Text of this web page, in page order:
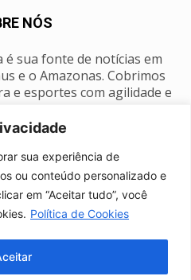
sua experiência de
ou conteúdo personalizado e
em “Aceitar tudo”, você
Política de Cookies
NÓS
sua fonte de notícias em
e o Amazonas. Cobrimos
e esportes com agilidade e
NOS